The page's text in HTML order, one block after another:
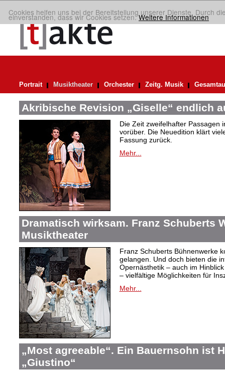
Cookies helfen uns bei der Bereitstellung unserer Dienste. Durch
einverstanden, dass wir Cookies setzen.Weitere Informationen
Portrait Musiktheater Orchester Zeitg. Musik
Akribische Revision „Giselle“ endlich
Die Zeit zweifelhafter Passagen
vorüber. Die Neuedition klärt
Fassung zurück.
Mehr...
Dramatisch wirksam. Franz Schuberts
Musiktheater
Franz Schuberts Bühnenwerke
gelangen. Und doch bieten die
Opernästhetik – auch im
– vielfältige Möglichkeiten für
Mehr...
„Most agreeable“. Ein Bauernsohn ist
„Giustino“